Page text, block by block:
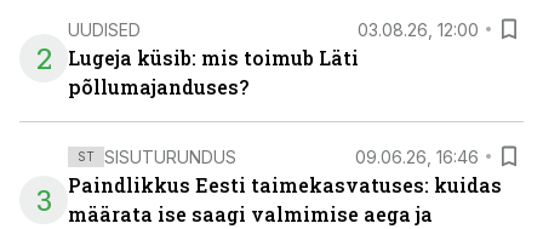
2
UUDISED 03.08.26, 12:00
Lugeja küsib: mis toimub Läti
põllumajanduses?
3
ST SISUTURUNDUS 09.06.26, 16:46
Paindlikkus Eesti taimekasvatuses: kuidas
määrata ise saagi valmimise aega ja